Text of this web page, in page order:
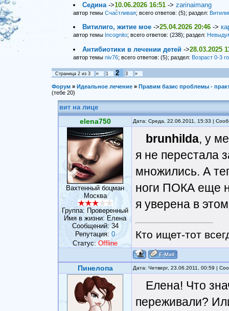
Седина ->10.06.2026 16:51 ->zarinaimang
автор темы Счастливая; всего ответов: (5); раздел:
Витилиго, житие мое ->25.04.2026 20:46 ->
автор темы Incognito; всего ответов: (238); раздел:
Антибиотики в лечении детей ->28.03.2025
автор темы niv76; всего ответов: (5); раздел: Возраст 0-3
Страница 2 из 3 « 1 2 3 »
Форум » Идеальное лечение » Правим базис проблемы -
(тебе 20)
вит на лице
elena750 Дата: Среда, 22.06.2011, 15:33 |
Вахтенный боцман
Москва
Группа: Проверенный
Имя в жизни: Елена
Сообщений:34
Репутация: 0
Статус:Offline
brunhilda, у
я не перестала
множились. А
ноги ПОКА еще
я уверена в
Кто ищет-тот
Пинелопа Дата: Четверг, 23.06.2011, 00:59 |
Елена! Что
переживали?